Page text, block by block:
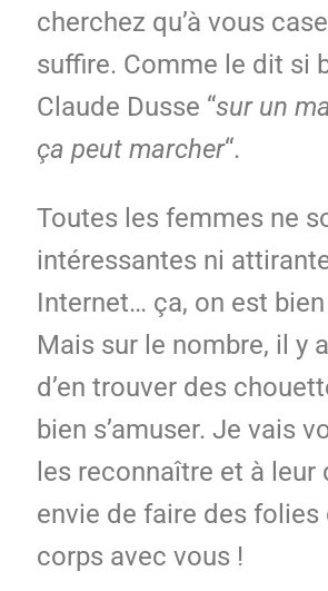
cherchez qu’à vous
suffire. Comme le dit si
Claude Dusse “sur un
ça peut marcher“.
Toutes les femmes ne
intéressantes ni
Internet… ça, on est bien
Mais sur le nombre, il y
d’en trouver des
bien s’amuser. Je vais
les reconnaître et à leur
envie de faire des folies
corps avec vous !